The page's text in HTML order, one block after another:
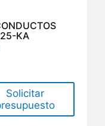
KA
Solicitar